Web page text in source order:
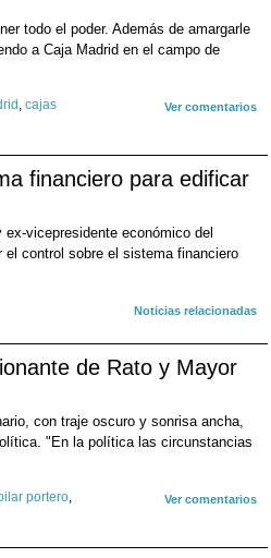
todo el poder. Además de amargarle
a Caja Madrid en el campo de
Ver comentarios
, cajas
financiero para edificar
vicepresidente económico del
el control sobre el sistema financiero
Noticias relacionadas
de Rato y Mayor
con traje oscuro y sonrisa ancha,
"En la política las circunstancias
Ver comentarios
portero,